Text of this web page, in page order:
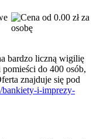
od 0.00 zł za
osobę
bardzo liczną wigilię
do 400 osób,
znajduje się pod
i-imprezy-